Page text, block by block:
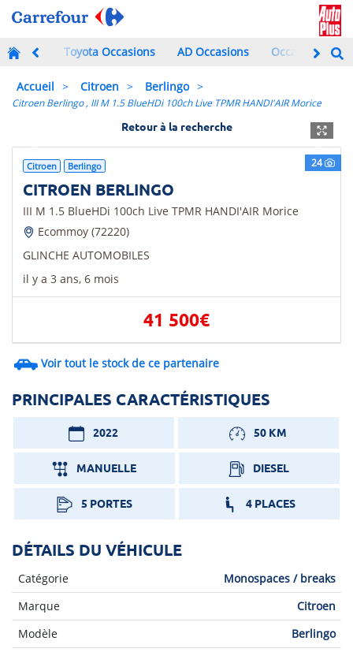
Toyota Occasions AD Occasions Occasions à
Accueil Citroen Berlingo
Citroen Berlingo , III M 1.5 BlueHDi 100ch Live TPMR HANDI'AIR Morice
Retour à la recherche
24
Next
Citroen Berlingo
CITROEN BERLINGO
III M 1.5 BlueHDi 100ch Live TPMR HANDI'AIR Morice
Ecommoy (72220)
GLINCHE AUTOMOBILES
il y a 3 ans, 6 mois
41 500€
Voir tout le stock de ce partenaire
PRINCIPALES CARACTÉRISTIQUES
2022 50 KM
MANUELLE DIESEL
5 PORTES 4 PLACES
DÉTAILS DU VÉHICULE
Catégorie
Monospaces / breaks
Marque
Citroen
Modèle
Berlingo